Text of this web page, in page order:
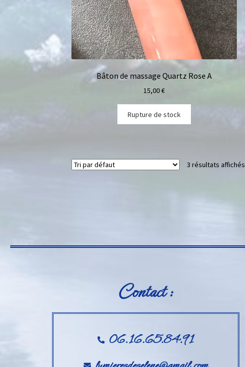
Bâton de massage Quartz Rose A
15,00€
Rupture de stock
3 résultats affichés
Contact :
06.16.65.84.91